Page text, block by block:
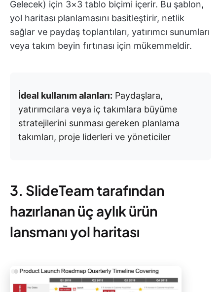
Gelecek) için 3×3 tablo biçimi içerir. Bu şablon,
yol haritası planlamasını basitleştirir, netlik
sağlar ve paydaş toplantıları, yatırımcı sunumları
veya takım beyin fırtınası için mükemmeldir.
İdeal kullanım alanları: Paydaşlara,
yatırımcılara veya iç takımlara büyüme
stratejilerini sunması gereken planlama
takımları, proje liderleri ve yöneticiler
3. SlideTeam tarafından
hazırlanan üç aylık ürün
lansmanı yol haritası